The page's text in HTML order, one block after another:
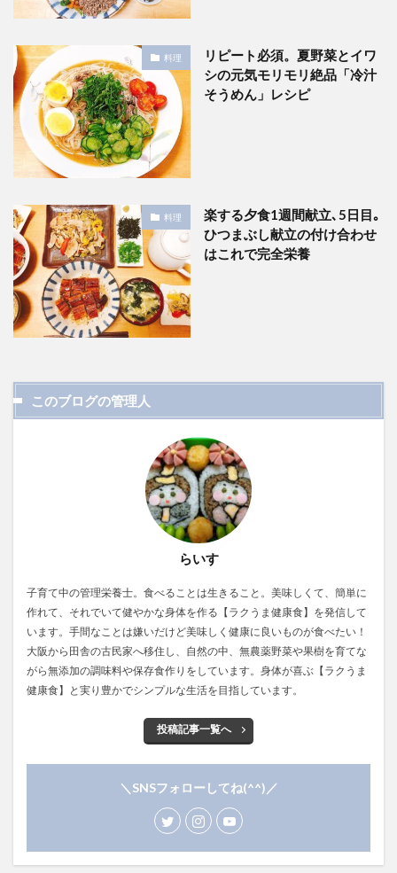
料理
リピート必須。夏野菜とイワ
シの元気モリモリ絶品「冷汁
そうめん」レシピ
料理
楽する夕食1週間献立､5日目｡
ひつまぶし献立の付け合わせ
はこれで完全栄養
このブログの管理人
らいす
子育て中の管理栄養士。食べることは生きること。美味しくて、簡単に
作れて、それでいて健やかな身体を作る【ラクうま健康食】を発信して
います。手間なことは嫌いだけど美味しく健康に良いものが食べたい！
大阪から田舎の古民家へ移住し、自然の中、無農薬野菜や果樹を育てな
がら無添加の調味料や保存食作りをしています。身体が喜ぶ【ラクうま
健康食】と実り豊かでシンプルな生活を目指しています。
投稿記事一覧へ
＼SNSフォローしてね(^^)／